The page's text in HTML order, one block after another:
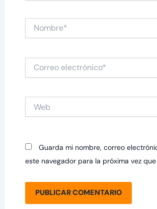
Nombre*
Correo
electrónico*
Guarda mi nombre, correo
este navegador para la próxima vez